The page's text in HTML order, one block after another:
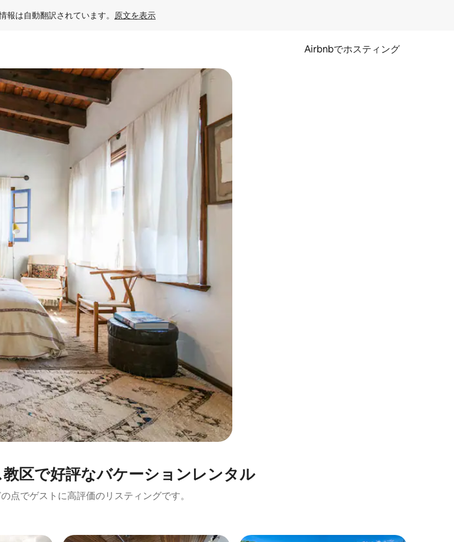
報は自動翻訳されています。 原文を表示
Airbnbでホスティング
チまたはスワイプして検索結果を確認することができます。
区で好評なバケーションレンタル
点でゲストに高評価のリスティングです。